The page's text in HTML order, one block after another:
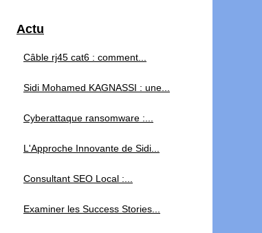
Actu
Câble rj45 cat6 : comment...
Sidi Mohamed KAGNASSI : une...
Cyberattaque ransomware :...
L'Approche Innovante de Sidi...
Consultant SEO Local :...
Examiner les Success Stories...